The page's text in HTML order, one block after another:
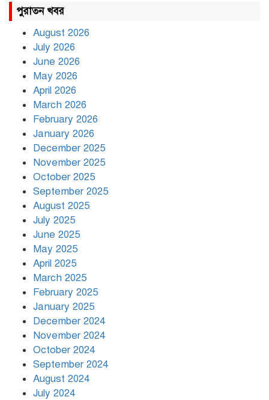
বৃষ্টি থামার নাম নেই, পথে পথে
পুরাতন খবর
August 2026
July 2026
June 2026
May 2026
April 2026
March 2026
February 2026
January 2026
December 2025
November 2025
October 2025
September 2025
August 2025
July 2025
June 2025
May 2025
April 2025
March 2025
February 2025
January 2025
December 2024
November 2024
October 2024
September 2024
August 2024
July 2024